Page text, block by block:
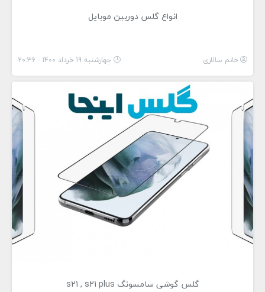
انواع گلس دوربین موبایل
خانم سالاری چهارشنبه 19 خرداد 1400 - 20:36
گلس گوشی سامسونگ s21 , s21 plus